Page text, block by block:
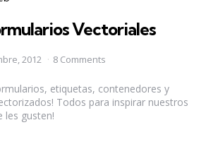
Vectoriales
2012 8 Comments
etiquetas, contenedores y
Todos para inspirar nuestros
les gusten!